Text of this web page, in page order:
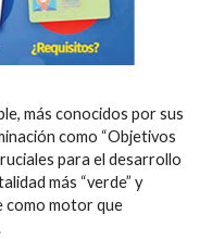
más conocidos por sus
como “Objetivos
para el desarrollo
más “verde” y
como motor que